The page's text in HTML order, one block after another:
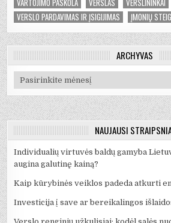
VARTOJIMO PASKOLA
VERSLAS
VERSLININKAI
VERSLO PARDAVIMAS IR ĮSIGIJIMAS
ĮMONIŲ
ARCHYVAS
Archyvas
NAUJAUSI
Individualių virtuvės baldų gamyba
augina galutinę kainą?
Kaip kūrybinės veiklos padeda atkurti
Investicija į save ar bereikalingos